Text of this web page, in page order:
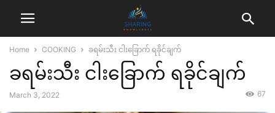
Home COOKING ခရမ်းသီး ငါးခြောက် ရခိုင်ချက်
ခရမ်းသီး ငါးခြောက် ရခိုင်ချက်
March 3, 2022 67